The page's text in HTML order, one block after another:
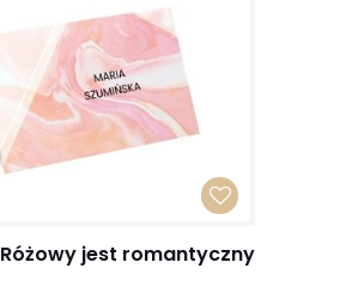
Różowy jest romantyczny